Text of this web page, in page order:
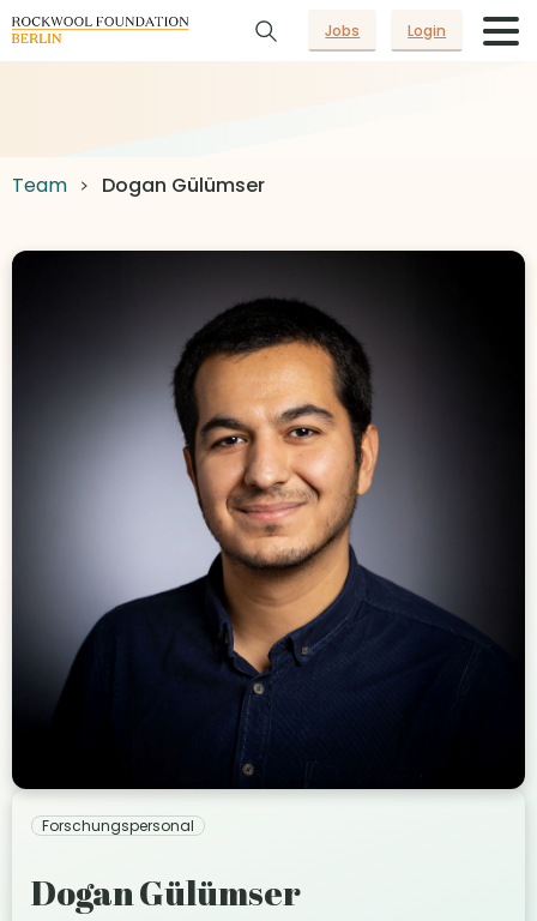
Jobs Login
Team Dogan Gülümser
Forschungspersonal
Dogan Gülümser